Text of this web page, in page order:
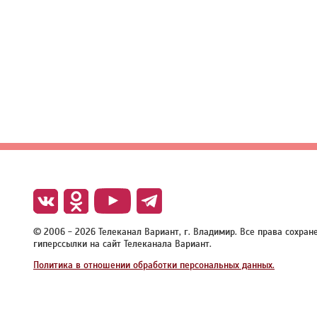
© 2006 - 2026 Телеканал Вариант, г. Владимир. Все права
гиперссылки на сайт Телеканала Вариант.
Политика в отношении обработки персональных данных.